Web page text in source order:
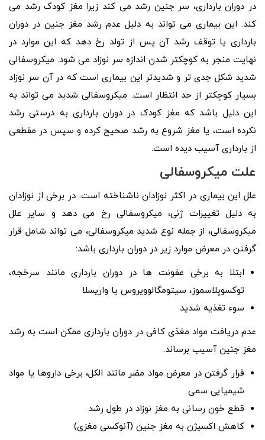
در دوران بارداری، سر جنین رشد می کند زیرا مغز کودک رشد می
کند. این بیماری می تواند به دلیل عدم رشد مغز جنین در دوران
بارداری یا توقف رشد آن پس از تولد رخ دهد که این موارد در
نهایت منجر به کوچکتر شدن اندازه سر نوزاد می شود. میکروسفالی
شدید شکل جدی تر و شدیدتر این بیماری است که در آن سر نوزاد
بسیار کوچکتر از حد انتظار است. میکروسفالی شدید می تواند به
این دلیل باشد که مغز کودک در دوران بارداری به درستی رشد
نکرده است، یا مغز شروع به رشد صحیح کرده و سپس در مقطعی
از بارداری آسیب دیده است.
علت میکروسفالی
علل این بیماری در اکثر نوزادان ناشناخته است. در برخی از نوزادان
به دلیل تغییرات ژنی، میکروسفالی رخ می دهد و سایر علل
میکروسفالی، از جمله نوع شدید میکروسفالی، می تواند شامل قرار
گرفتن در معرض موارد زیر در دوران بارداری باشد:
ابتلا به برخی عفونت ها در دوران بارداری مانند سرخجه،
توکسوپلاسموز، سیتومگالوویروس یا واریسلا
سوء تغذیه شدید
عدم دریافت مواد مغذی کافی در دوران بارداری ممکن است به رشد
مغز جنین آسیب برساند.
قرار گرفتن در معرض مواد مضر مانند الکل، برخی داروها یا مواد
شیمیایی سمی
قطع خون رسانی به مغز نوزاد در طول رشد
کاهش اکسیژن به مغز جنین (آنوکسی مغزی)